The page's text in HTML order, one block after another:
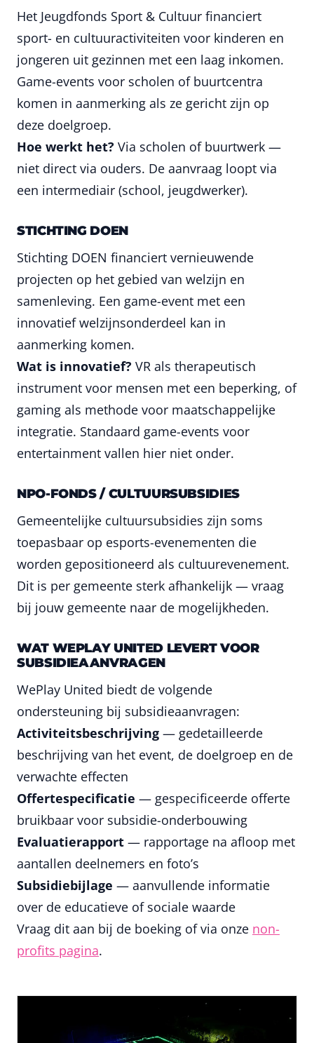
Het Jeugdfonds Sport & Cultuur financiert
sport- en cultuuractiviteiten voor kinderen en
jongeren uit gezinnen met een laag inkomen.
Game-events voor scholen of buurtcentra
komen in aanmerking als ze gericht zijn op
deze doelgroep.
Hoe werkt het? Via scholen of buurtwerk —
niet direct via ouders. De aanvraag loopt via
een intermediair (school, jeugdwerker).
STICHTING DOEN
Stichting DOEN financiert vernieuwende
projecten op het gebied van welzijn en
samenleving. Een game-event met een
innovatief welzijnsonderdeel kan in
aanmerking komen.
Wat is innovatief? VR als therapeutisch
instrument voor mensen met een beperking, of
gaming als methode voor maatschappelijke
integratie. Standaard game-events voor
entertainment vallen hier niet onder.
NPO-FONDS / CULTUURSUBSIDIES
Gemeentelijke cultuursubsidies zijn soms
toepasbaar op esports-evenementen die
worden gepositioneerd als cultuurevenement.
Dit is per gemeente sterk afhankelijk — vraag
bij jouw gemeente naar de mogelijkheden.
WAT WEPLAY UNITED LEVERT VOOR
SUBSIDIEAANVRAGEN
WePlay United biedt de volgende
ondersteuning bij subsidieaanvragen:
Activiteitsbeschrijving — gedetailleerde
beschrijving van het event, de doelgroep en de
verwachte effecten
Offertespecificatie — gespecificeerde offerte
bruikbaar voor subsidie-onderbouwing
Evaluatierapport — rapportage na afloop met
aantallen deelnemers en foto’s
Subsidiebijlage — aanvullende informatie
over de educatieve of sociale waarde
Vraag dit aan bij de boeking of via onze non-
profits pagina.